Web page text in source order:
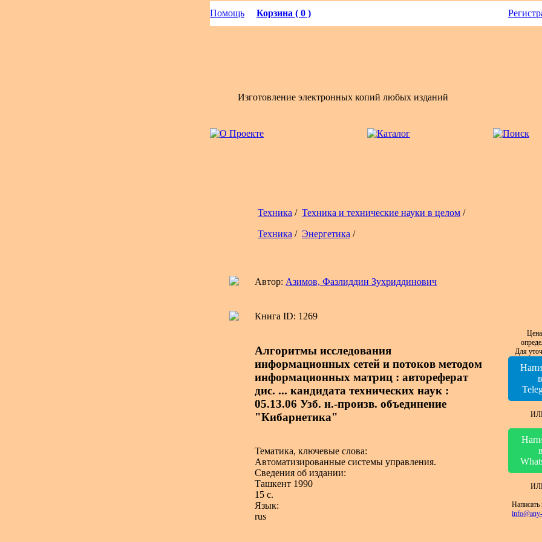
Помощь Корзина ( 0 )
Изготовление электронных копий любых изданий
Техника / Техника и технические науки в целом /
Техника / Энергетика /
Автор: Азимов, Фазлиддин Зухриддинович
Книга ID: 1269
Алгоритмы исследования
информационных сетей и потоков методом
информационных матриц : автореферат
дис. ... кандидата технических наук :
05.13.06 Узб. н.-произв. объединение
"Кибарнетика"
Тематика, ключевые слова:
Автоматизированные системы управления.
Сведения об издании:
Ташкент 1990
15 с.
Язык:
rus
Для
в
в
Написать